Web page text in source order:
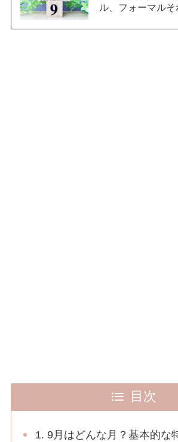
ル、フォーマル
目次
1. 9月はどんな月？基本的な